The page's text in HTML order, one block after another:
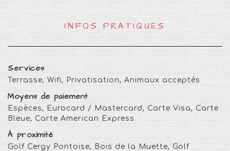
INFOS PRATIQUES
Services
Terrasse, Wifi, Privatisation, Animaux acceptés
Moyens de paiement
Espèces, Eurocard / Mastercard, Carte Visa, Carte
Bleue, Carte American Express
À proximité
Golf Cergy Pontoise, Bois de la Muette, Golf